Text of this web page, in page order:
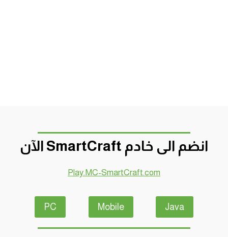
انضم الى خادم SmartCraft الآن
Play.MC-SmartCraft.com
Java
Mobile
PC